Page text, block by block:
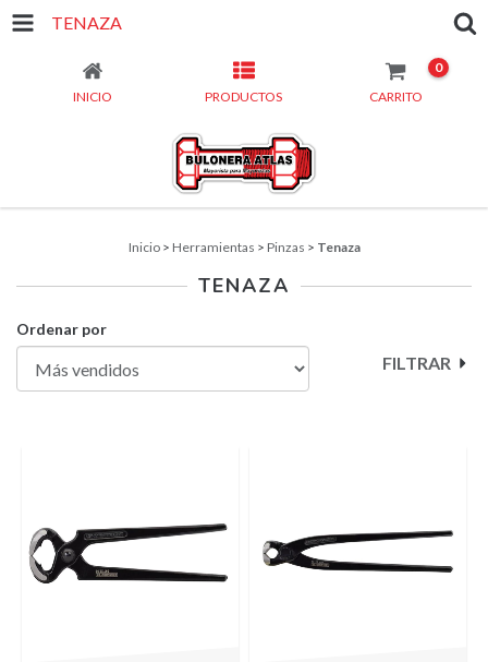
TENAZA
INICIO PRODUCTOS CARRITO
0
Inicio > Herramientas > Pinzas > Tenaza
TENAZA
Ordenar por
FILTRAR